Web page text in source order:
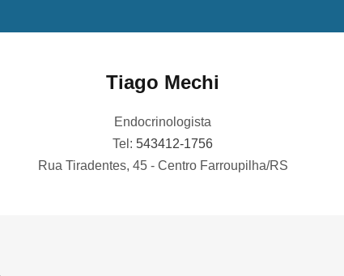
Tiago Mechi
Endocrinologista
Tel: 543412-1756
Rua Tiradentes, 45 - Centro Farroupilha/RS